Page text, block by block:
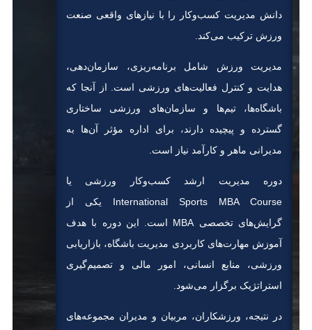
دانش مدیریت کسب‌وکار را با نیازهای واقعی صنعت
ورزش ترکیب می‌کند.
مدیریت ورزش شامل برنامه‌ریزی، سازمان‌دهی،
هدایت و کنترل فعالیت‌های ورزشی است. از آنجا که
باشگاه‌ها، تیم‌ها و سازمان‌های ورزشی ساختاری
گسترده و پیچیده دارند، برای اداره مؤثر آن‌ها به
مدیرانی ماهر و کارآمد نیاز است.
دوره مدیریت ارشد کسب‌وکار ورزشی یا
International Sports MBA Course یکی از
گرایش‌های تخصصی MBA است. این دوره با هدف
آموزش مهارت‌های کاربردی مدیریت باشگاه، بازاریابی
ورزشی، منابع انسانی، امور مالی و تصمیم‌گیری
استراتژیک برگزار می‌شود.
در نتیجه، ورزشکاران، مربیان و مدیران مجموعه‌های